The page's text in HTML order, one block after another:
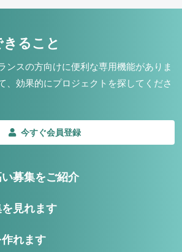
ること
ンスの方向けに便利な専用機能がありま
、効果的にプロジェクトを探してくださ
今すぐ会員登録
募集をご紹介
見れます
れます